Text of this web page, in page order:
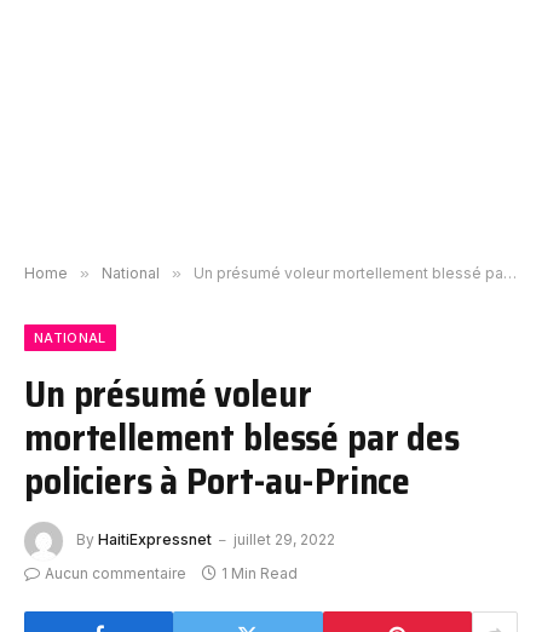
Home » National » Un présumé voleur mortellement blessé par des policiers à Port-au-Prince
NATIONAL
Un présumé voleur
mortellement blessé par des
policiers à Port-au-Prince
By HaitiExpressnet
juillet 29, 2022
Aucun commentaire
1 Min Read